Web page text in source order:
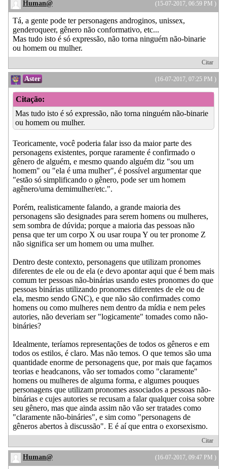
(15-07-2017, 06:59 PM )
Human@
Tá, a gente pode ter personagens androginos, unissex,
genderoqueer, gênero não conformativo, etc...
Mas tudo isto é só expressão, não torna ninguém não-binarie
ou homem ou mulher.
Citar
(16-07-2017, 07:25 PM )
Aster
Citação:
Mas tudo isto é só expressão, não torna ninguém não-binarie
ou homem ou mulher.
Teoricamente, você poderia falar isso da maior parte des
personagens existentes, porque raramente é confirmado o
gênero de alguém, e mesmo quando alguém diz "sou um
homem" ou "ela é uma mulher", é possível argumentar que
"estão só simplificando o gênero, pode ser um homem
agênero/uma demimulher/etc.".
Porém, realisticamente falando, a grande maioria des
personagens são designades para serem homens ou mulheres,
sem sombra de dúvida; porque a maioria das pessoas não
pensa que ter um corpo X ou usar roupa Y ou ter pronome Z
não significa ser um homem ou uma mulher.
Dentro deste contexto, personagens que utilizam pronomes
diferentes de ele ou de ela (e devo apontar aqui que é bem mais
comum ter pessoas não-binárias usando estes pronomes do que
pessoas binárias utilizando pronomes diferentes de ele ou de
ela, mesmo sendo GNC), e que não são confirmades como
homens ou como mulheres nem dentro da mídia e nem peles
autories, não deveriam ser "logicamente" tomades como não-
bináries?
Idealmente, teríamos representações de todos os gêneros e em
todos os estilos, é claro. Mas não temos. O que temos são uma
quantidade enorme de personagens que, por mais que façamos
teorias e headcanons, vão ser tomados como "claramente"
homens ou mulheres de alguma forma, e algumes pouques
personagens que utilizam pronomes associados a pessoas não-
binárias e cujes autories se recusam a falar qualquer coisa sobre
seu gênero, mas que ainda assim não vão ser tratades como
"claramente não-bináries", e sim como "personagens de
gêneros abertos à discussão". E é aí que entra o exorsexismo.
Citar
(16-07-2017, 09:47 PM )
Human@